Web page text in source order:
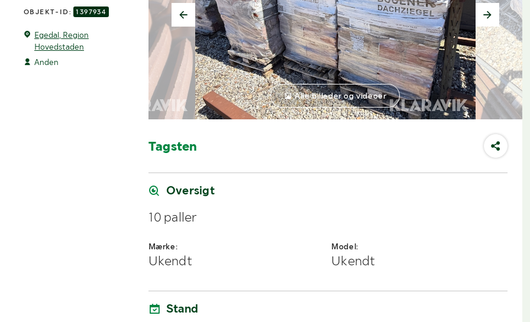
OBJEKT-ID: 1397934
Egedal, Region
Hovedstaden
Anden
Alle billeder og videoer
Tagsten
Oversigt
10 paller
Mærke:
Ukendt
Model:
Ukendt
Stand